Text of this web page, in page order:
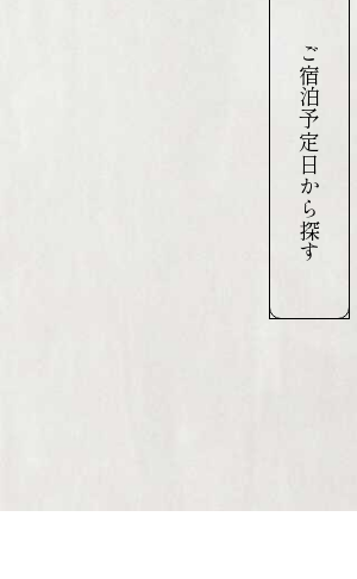
ご宿泊予定日から探す